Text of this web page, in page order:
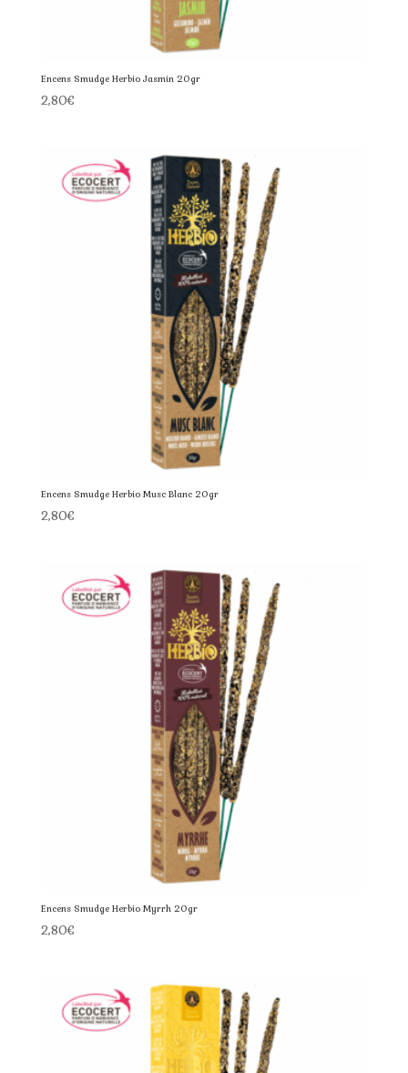
Encens Smudge Herbio Jasmin 20gr
2,80€
Encens Smudge Herbio Musc Blanc 20gr
2,80€
Encens Smudge Herbio Myrrh 20gr
2,80€